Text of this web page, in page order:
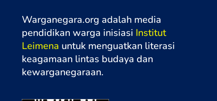
Warganegara.org adalah media
pendidikan warga inisiasi Institut
Leimena untuk menguatkan literasi
keagamaan lintas budaya dan
kewarganegaraan.